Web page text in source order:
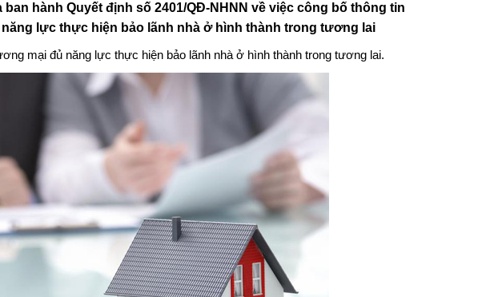
hành Quyết định số 2401/QĐ-NHNN về việc công bố thông tin
lực thực hiện bảo lãnh nhà ở hình thành trong tương lai
mại đủ năng lực thực hiện bảo lãnh nhà ở hình thành trong tương lai​.